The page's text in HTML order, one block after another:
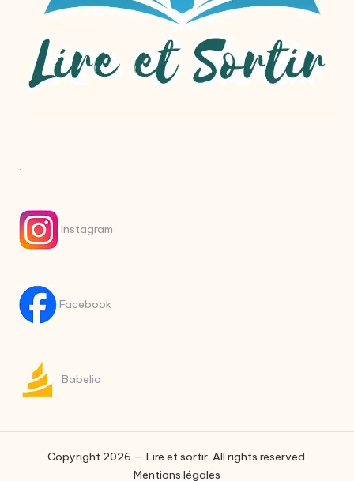
Instagram
Facebook
Babelio
Copyright 2026 — Lire et sortir. All rights reserved.
Mentions légales